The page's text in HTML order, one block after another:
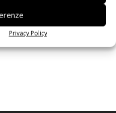
Privacy Policy
NEWSLETTER